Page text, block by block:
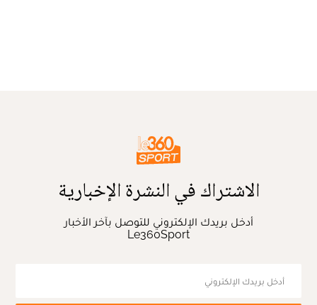
الاشتراك في النشرة الإخبارية
أدخل بريدك الإلكتروني للتوصل بآخر الأخبار
Le360Sport